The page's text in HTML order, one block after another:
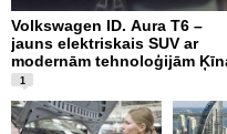
Volkswagen ID. Aura T6 –
jauns elektriskais SUV ar
modernām tehnoloģijām
1